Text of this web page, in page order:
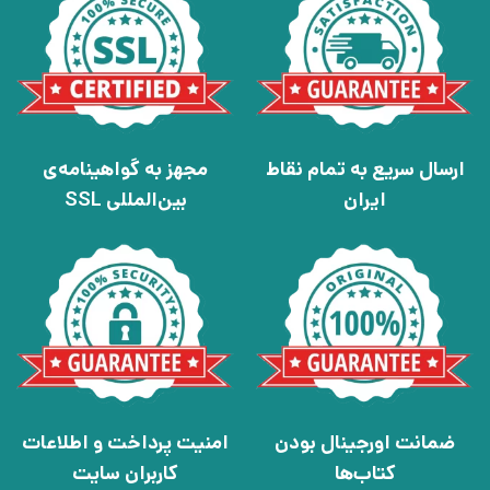
ارسال سریع به تمام نقاط
ایران
مجهز به گواهینامه‌ی
بین‌المللی SSL
ضمانت اورجینال بودن
کتاب‌ها
امنیت پرداخت و اطلاعات
کاربران سایت